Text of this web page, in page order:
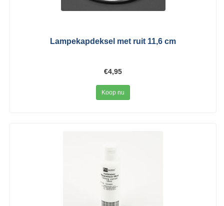
Lampekapdeksel met ruit 11,6 cm
€4,95
Koop nu